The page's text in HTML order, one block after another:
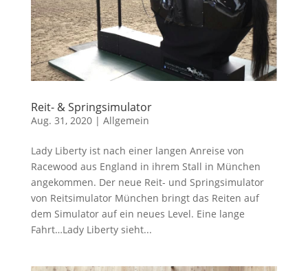
Reit- & Springsimulator
Aug. 31, 2020| Allgemein
Lady Liberty ist nach einer langen Anreise von
Racewood aus England in ihrem Stall in München
angekommen. Der neue Reit- und Springsimulator
von Reitsimulator München bringt das Reiten auf
dem Simulator auf ein neues Level. Eine lange
Fahrt…Lady Liberty sieht...